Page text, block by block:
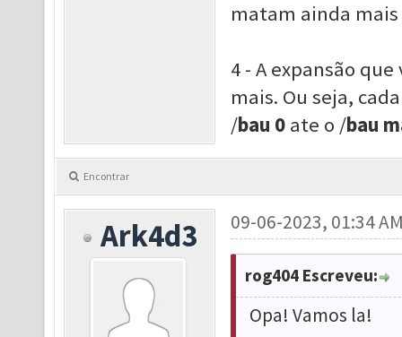
matam ainda
4 - A expansão
mais. Ou seja,
/bau 0 ate o /bau
Encontrar
Ark4d3 09-06-2023, 01:34
rog404 Escreveu:
Opa! Vamos la!